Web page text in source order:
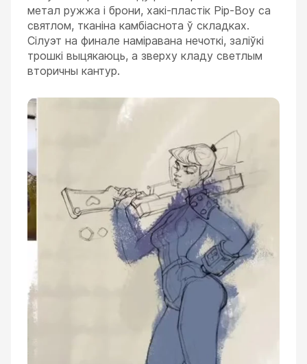
метал ружжа і брони, хакі-пластік Pip-Boy са
святлом, тканіна камбіаснота ў складках.
Сілуэт на финале наміравана нечоткі, заліўкі
трошкі выцякаюць, а зверху кладу светлым
вторичны кантур.